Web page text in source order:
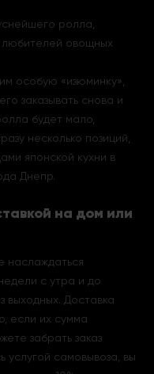
ролла,
овощных
особую «изюминку»,
заказывать снова и
будет мало,
несколько позиций,
японской кухни в
Днепр.
на дом или
наслаждаться
с утра и до
выходных. Доставка
если их сумма
забрать заказ
услугой самовывоза, вы